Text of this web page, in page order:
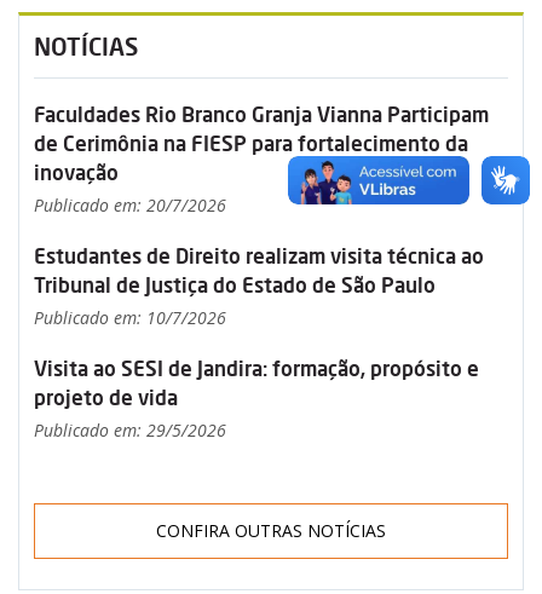
NOTÍCIAS
Faculdades Rio Branco Granja Vianna Participam
de Cerimônia na FIESP para fortalecimento da
inovação
Publicado em: 20/7/2026
Estudantes de Direito realizam visita técnica ao
Tribunal de Justiça do Estado de São Paulo
Publicado em: 10/7/2026
Visita ao SESI de Jandira: formação, propósito e
projeto de vida
Publicado em: 29/5/2026
CONFIRA OUTRAS NOTÍCIAS